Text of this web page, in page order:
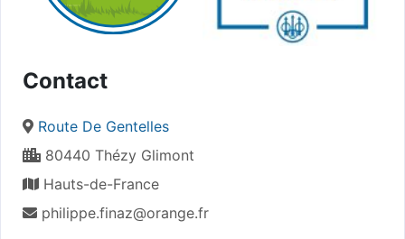
Contact
Route De Gentelles
80440 Thézy Glimont
Hauts-de-France
philippe.finaz@orange.fr